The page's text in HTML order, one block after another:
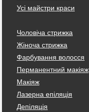
Усі майстри краси
Чоловіча стрижка
Жіноча стрижка
Фарбування волосся
Перманентний макіяж
Макіяж
Лазерна епіляція
Депіляція